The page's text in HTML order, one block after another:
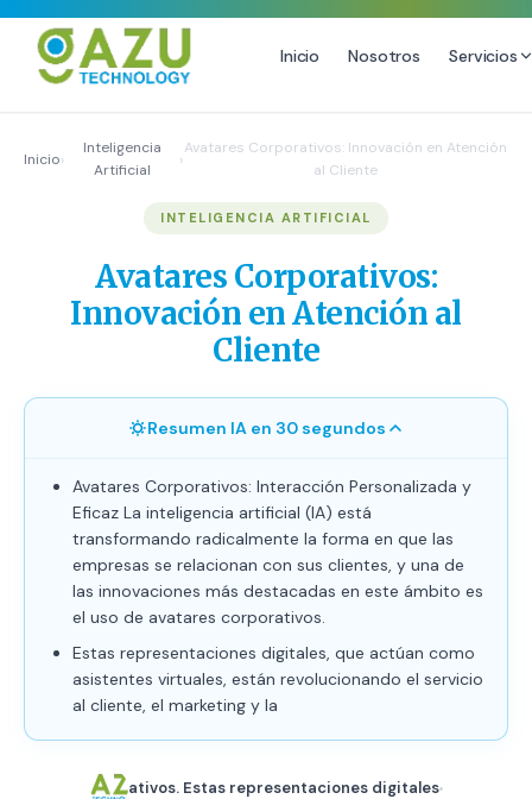
Inicio Nosotros Servicios
Email Marketing y SMS
Growth Youtube ↗
Producción de Videos
Inicio›
Inteligencia
Artificial
›
Avatares Corporativos: Innovación en Atención
al Cliente
INTELIGENCIA ARTIFICIAL
Avatares Corporativos:
Innovación en Atención al
Cliente
Resumen IA en 30 segundos
Avatares Corporativos: Interacción Personalizada y
Eficaz La inteligencia artificial (IA) está
transformando radicalmente la forma en que las
empresas se relacionan con sus clientes, y una de
las innovaciones más destacadas en este ámbito es
el uso de avatares corporativos.
Estas representaciones digitales, que actúan como
asistentes virtuales, están revolucionando el servicio
al cliente, el marketing y la
ativos. Estas representaciones digitales